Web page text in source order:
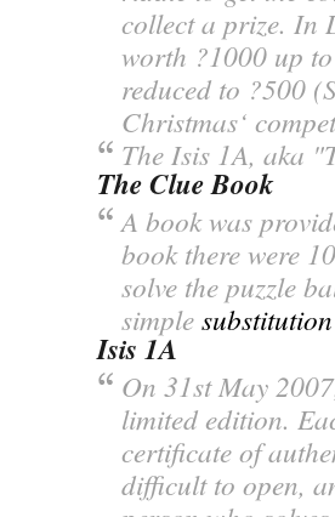
collect a prize. In
worth ?1000 up
reduced to ?500
Christmas‘
The Isis 1A, aka
The Clue Book
A book was
book there were
solve the puzzle
simple
Isis 1A
On 31st May
limited edition.
certificate of
difficult to open,